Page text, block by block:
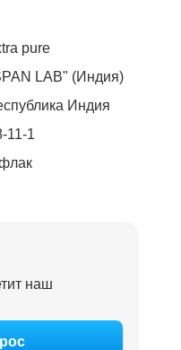
pure
LAB" (Индия)
Индия
11-1
наш